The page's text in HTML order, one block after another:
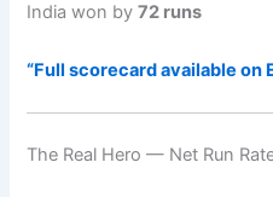
India won by72 runs
“Full scorecard available on
The Real Hero — Net Run